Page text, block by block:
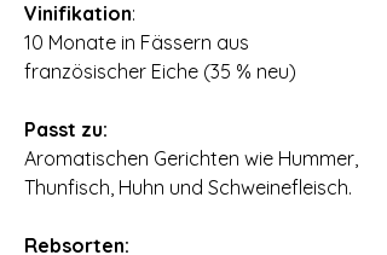
Vinifikation:
10 Monate in Fässern aus
französischer Eiche (35 % neu)
Passt zu:
Aromatischen Gerichten wie Hummer‚
Thunfisch‚ Huhn und Schweinefleisch.
Rebsorten: